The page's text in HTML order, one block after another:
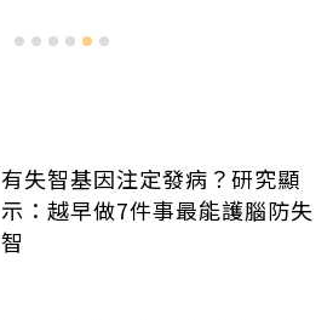
有失智基因注定發病？研究顯
示：越早做7件事最能護腦防失
智